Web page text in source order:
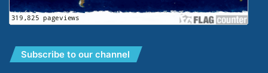
Subscribe to our channel